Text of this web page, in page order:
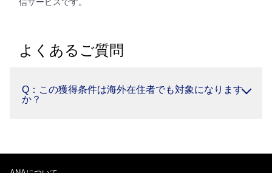
よくあるご質問
Q：この獲得条件は海外在住者でも対象になります
か？